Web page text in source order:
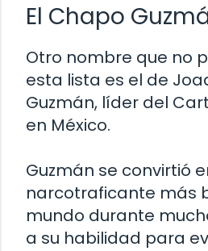
El Chapo
Otro nombre que no
esta lista es el de
Guzmán, líder del
en México.
Guzmán se convirtió
narcotraficante más
mundo durante
a su habilidad para